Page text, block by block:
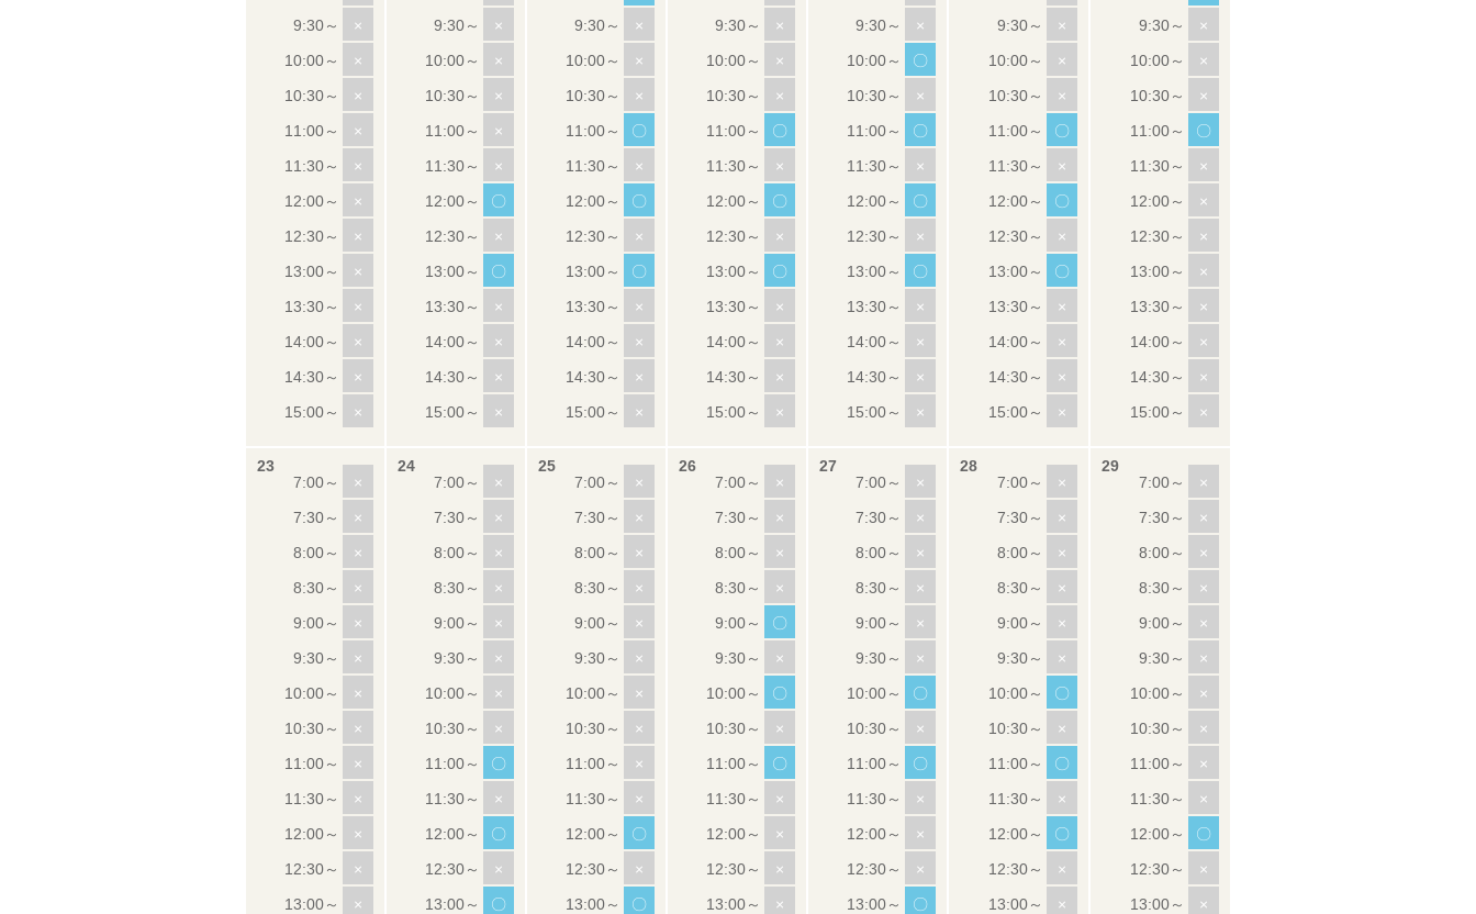
×
×
×
×
×
×
×
×
×
×
×
×
×
×
×
×
×
〇
×
〇
×
×
×
×
×
×
×
〇
×
〇
×
〇
×
×
×
×
×
×
×
〇
×
〇
×
〇
×
×
×
×
×
〇
×
〇
×
〇
×
〇
×
×
×
×
×
×
×
〇
×
〇
×
〇
×
×
×
×
×
×
×
〇
×
×
×
×
×
×
×
×
×
×
×
×
×
×
×
×
×
×
×
×
×
×
×
×
×
×
×
×
×
〇
×
〇
×
〇
×
×
×
×
×
×
×
×
×
×
〇
×
〇
×
×
×
×
〇
×
〇
×
〇
×
×
×
×
×
×
×
×
×
×
〇
×
〇
×
×
×
〇
×
×
×
×
×
×
〇
×
〇
×
〇
×
×
×
×
×
×
×
×
×
×
×
×
〇
×
×